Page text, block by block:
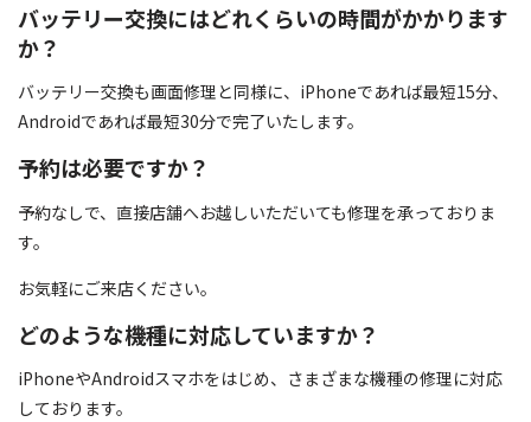
バッテリー交換にはどれくらいの時間がかかります
か？
バッテリー交換も画面修理と同様に、iPhoneであれば最短15分、
Androidであれば最短30分で完了いたします。
予約は必要ですか？
予約なしで、直接店舗へお越しいただいても修理を承っておりま
す。
お気軽にご来店ください。
どのような機種に対応していますか？
iPhoneやAndroidスマホをはじめ、さまざまな機種の修理に対応
しております。